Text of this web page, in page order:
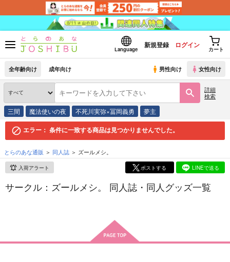
Language
新規登録 ログイン
カート
全年齢向け 成年向け 男性向け 女性向け
詳細
検索
三間 魔法使いの夜 不死川実弥×冨岡義勇 夢主
エラー： 条件に一致する商品は見つかりませんでした。
とらのあな通販 同人誌 ズールメシ。
入荷アラート ポストする LINEで送る
サークル：ズールメシ。 同人誌・同人グッズ一覧